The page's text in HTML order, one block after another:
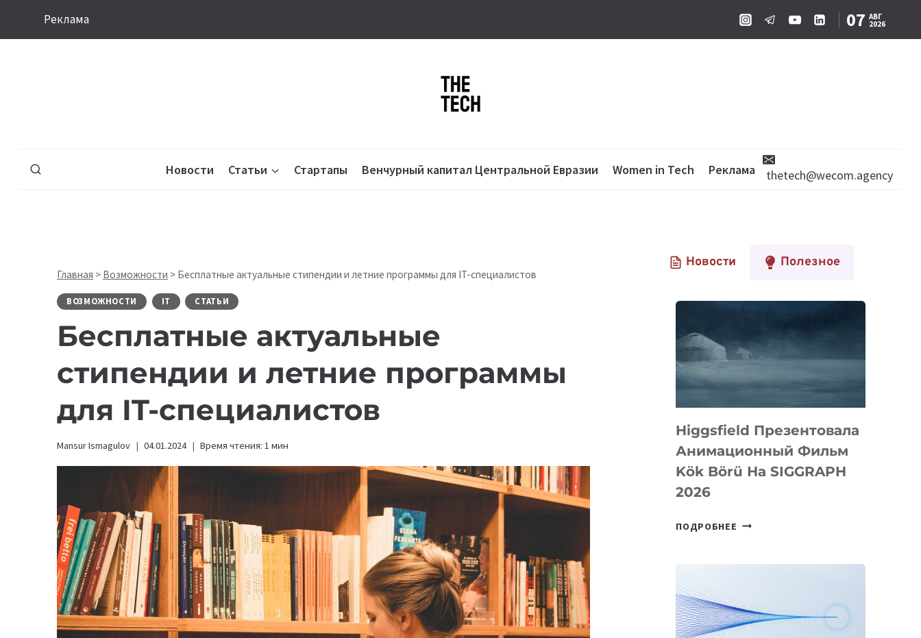
Реклама 07 АВГ
2026
Новости Статьи Стартапы Венчурный капитал Центральной Евразии Women in Tech Реклама thetech@wecom.agency
Главная > Возможности > Бесплатные актуальные стипендии и летние программы для IT-специалистов
ВОЗМОЖНОСТИ IT СТАТЬИ
Бесплатные актуальные
стипендии и летние программы
для IT-специалистов
Mansur Ismagulov 04.01.2024 Время чтения: 1 мин
Новости Полезное
Higgsfield Презентовала
Анимационный Фильм
Kök Börü На SIGGRAPH
2026
ПОДРОБНЕЕ HIGGSFIELD
BÖRÜ
НА